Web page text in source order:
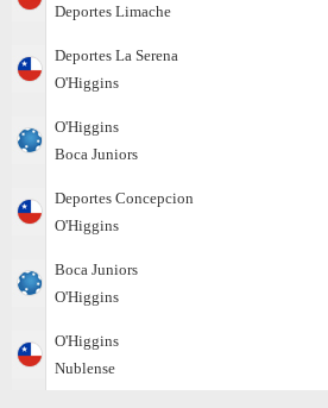
Deportes Limache
Deportes La Serena
O'Higgins
O'Higgins
Boca Juniors
Deportes Concepcion
O'Higgins
Boca Juniors
O'Higgins
O'Higgins
Nublense